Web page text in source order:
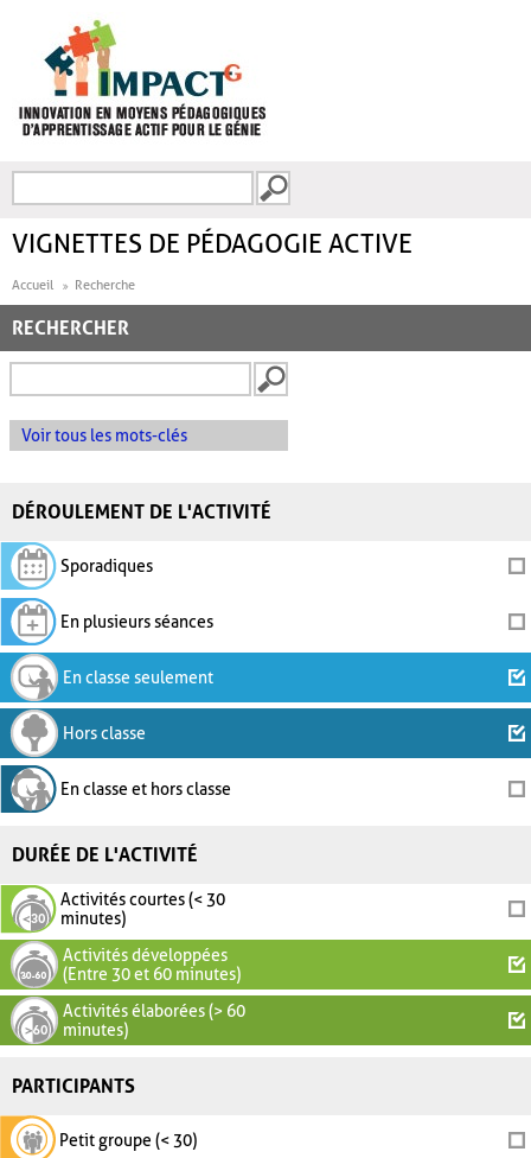
FORMULAIRE DE
VIGNETTES DE PÉDAGOGIE ACTIVE
Accueil Recherche
RECHERCHER
Voir tous les mots-clés
DÉROULEMENT DE L'ACTIVITÉ
Sporadiques
En plusieurs séances
En classe seulement
Hors classe
En classe et hors classe
DURÉE DE L'ACTIVITÉ
Activités courtes (< 30
minutes)
Activités développées
(Entre 30 et 60 minutes)
Activités élaborées (> 60
minutes)
PARTICIPANTS
Petit groupe (< 30)